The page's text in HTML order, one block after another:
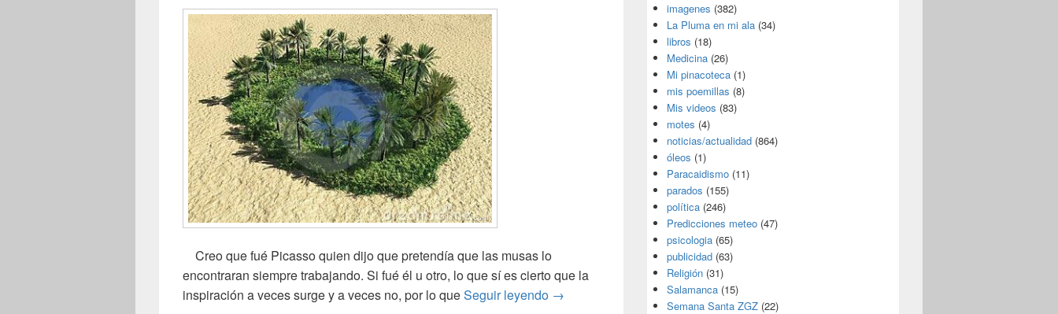
Creo que fué Picasso quien dijo que pretendía que las musas lo
encontraran siempre trabajando. Si fué él u otro, lo que sí es cierto que la
inspiración a veces surge y a veces no, por lo queSeguir leyendo La sequía
→
imagenes (382)
La Pluma en mi ala (34)
libros (18)
Medicina (26)
Mi pinacoteca (1)
mis poemillas (8)
Mis videos (83)
motes (4)
noticias/actualidad (864)
óleos (1)
Paracaidismo (11)
parados (155)
política (246)
Predicciones meteo (47)
psicologia (65)
publicidad (63)
Religión (31)
Salamanca (15)
Semana Santa ZGZ (22)